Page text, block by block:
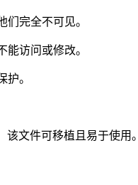
完全不可见。
访问或修改。
。
文件可移植且易于使用。